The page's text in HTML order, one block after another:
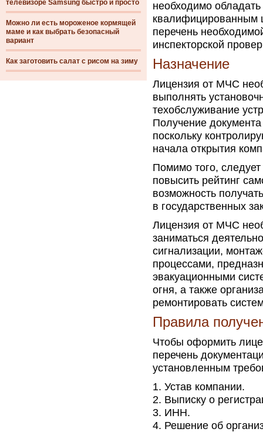
телевизоре Samsung быстро и просто
Можно ли есть мороженое кормящей
маме и как выбрать безопасный
вариант
Как заготовить салат с рисом на зиму
необходимо
квалифицированным
перечень
инспекторской
Назначение
Лицензия от МЧС
выполнять
техобслуживание
Получение
поскольку
начала открытия
Помимо того,
повысить рейтинг
возможность
в государственных
Лицензия от МЧС
заниматься
сигнализации,
процессами,
эвакуационными
огня, а также
ремонтировать
Правила
Чтобы оформить
перечень
установленным
Устав компании.
Выписку о
ИНН.
Решение об